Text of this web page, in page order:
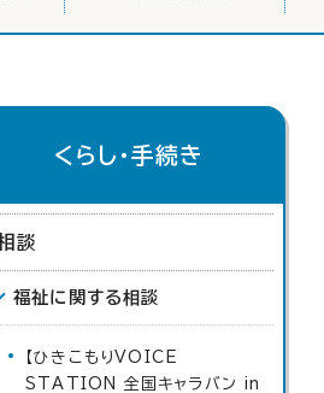
くらし・手続き
談
福祉に関する相談
【ひきこもりVOICE
STATION 全国キャラバン in